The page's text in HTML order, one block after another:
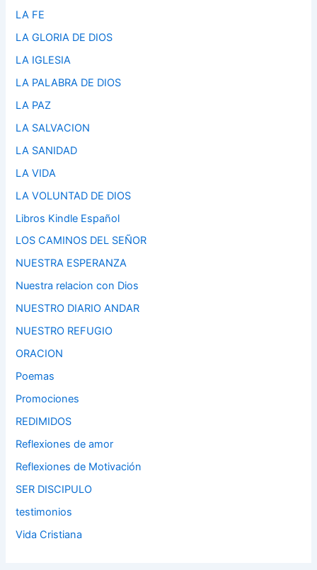
LA FE
LA GLORIA DE DIOS
LA IGLESIA
LA PALABRA DE DIOS
LA PAZ
LA SALVACION
LA SANIDAD
LA VIDA
LA VOLUNTAD DE DIOS
Libros Kindle Español
LOS CAMINOS DEL SEÑOR
NUESTRA ESPERANZA
Nuestra relacion con Dios
NUESTRO DIARIO ANDAR
NUESTRO REFUGIO
ORACION
Poemas
Promociones
REDIMIDOS
Reflexiones de amor
Reflexiones de Motivación
SER DISCIPULO
testimonios
Vida Cristiana